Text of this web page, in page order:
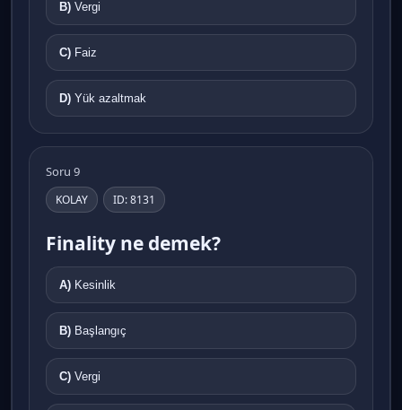
B) Vergi
C) Faiz
D) Yük azaltmak
Soru 9
KOLAY ID: 8131
Finality ne demek?
A) Kesinlik
B) Başlangıç
C) Vergi